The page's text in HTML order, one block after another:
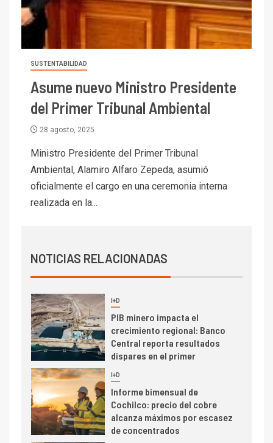
SUSTENTABILIDAD
Asume nuevo Ministro Presidente
del Primer Tribunal Ambiental
28 agosto, 2025
Ministro Presidente del Primer Tribunal
Ambiental, Alamiro Alfaro Zepeda, asumió
oficialmente el cargo en una ceremonia interna
realizada en la...
NOTICIAS RELACIONADAS
6 I+D
BHP proyecta producción de
cobre cercana a 2 millones de
toneladas tras récord en
I+D
6.670 millones y mejora sus
1 I+D
Codelco Ventanas prueba
camión 100% eléctrico para
transportar cátodos al Puerto
Producción minera en mayo de
2026 cae 10,6%
3 I+D
PIB minero impacta el
crecimiento regional: Banco
Central reporta resultados
dispares en el primer
4 I+D
Informe bimensual de
Cochilco: precio del cobre
alcanza máximos por escasez
de concentrados